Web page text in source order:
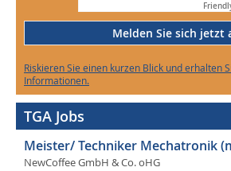
Melden Sie sich jetzt
Riskieren Sie einen kurzen Blick und erhalten
Informationen.
TGA Jobs
Meister/ Techniker Mechatronik
NewCoffee GmbH & Co. oHG